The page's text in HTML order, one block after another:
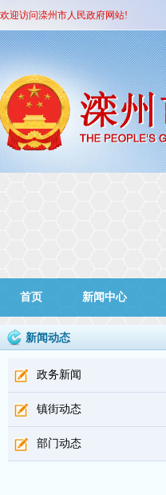
欢迎访问滦州市人民政府网站!
首页 新闻中心
新闻动态
政务新闻
镇街动态
部门动态